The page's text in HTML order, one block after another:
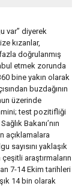
var” diyerek
kızanlar,
doğrulanmış
etmek zorunda
bine yakın olarak
buzdağının
üzerinde
test pozitifliği
Bakanı’nın
açıklamalara
sayısını yaklaşık
araştırmaların
7-14 Ekim tarihleri
14 bin olarak